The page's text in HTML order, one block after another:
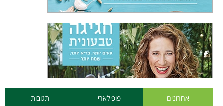
אחרונים פופולארי תגובות